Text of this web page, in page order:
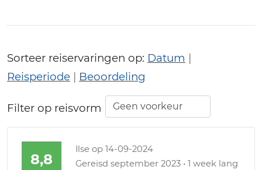
Sorteer reiservaringen op: Datum |
Reisperiode | Beoordeling
Filter op reisvorm
8,8
Ilse op 14-09-2024
Gereisd september 2023 • 1 week lang